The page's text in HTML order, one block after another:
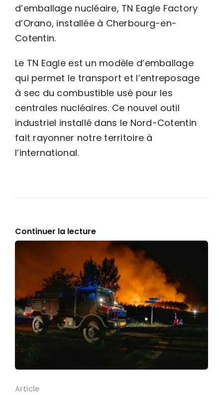
d’emballage nucléaire, TN Eagle Factory
d’Orano, installée à Cherbourg-en-
Cotentin.
Le TN Eagle est un modèle d’emballage
qui permet le transport et l’entreposage
à sec du combustible usé pour les
centrales nucléaires. Ce nouvel outil
industriel installé dans le Nord-Cotentin
fait rayonner notre territoire à
l’international.
Continuer la lecture
Article